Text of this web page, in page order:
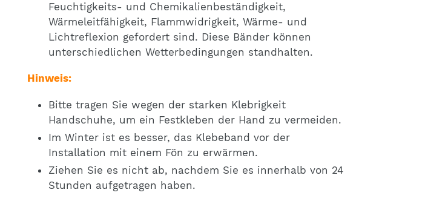
Feuchtigkeits- und Chemikalienbeständigkeit,
Wärmeleitfähigkeit, Flammwidrigkeit, Wärme- und
Lichtreflexion gefordert sind. Diese Bänder können
unterschiedlichen Wetterbedingungen standhalten.
Hinweis:
Bitte tragen Sie wegen der starken Klebrigkeit
Handschuhe, um ein Festkleben der Hand zu vermeiden.
Im Winter ist es besser, das Klebeband vor der
Installation mit einem Fön zu erwärmen.
Ziehen Sie es nicht ab, nachdem Sie es innerhalb von 24
Stunden aufgetragen haben.